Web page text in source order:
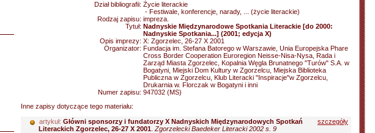
Dział bibliografii: Życie literackie
- Festiwale, konferencje, narady, ... (życie literackie)
Rodzaj zapisu: impreza.
Tytuł: Nadnyskie Międzynarodowe Spotkania Literackie [do 2000:
Nadnyskie Spotkania...] (2001; edycja X)
Opis imprezy: X: Zgorzelec, 26-27 X 2001
Organizator: Fundacja im. Stefana Batorego w Warszawie, Unia Europejska Phare
Cross Border Cooperation Euroregion Neisse-Nisa-Nysa, Rada i
Zarząd Miasta Zgorzelec, Kopalnia Węgla Brunatnego "Turów" S.A. w
Bogatyni, Miejski Dom Kultury w Zgorzelcu, Miejska Biblioteka
Publiczna w Zgorzelcu, Klub Literacki "Inspiracje"w Zgorzelcu,
Drukarnia w. Florczak w Bogatyni i inni
Numer zapisu: 947032 (MS)
Inne zapisy dotyczące tego materiału:
artykuł: Główni sponsorzy i fundatorzy X Nadnyskich Międzynarodowych Spotkań
Literackich Zgorzelec, 26-27 X 2001 Zgorzelecki Baedeker Literacki 2002 s. 9
szczegóły